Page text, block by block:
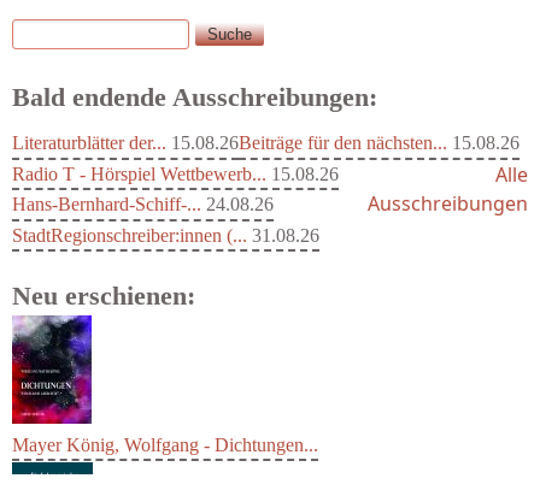
Suchformular
Suche
Bald endende Ausschreibungen:
Literaturblätter der... 15.08.26Beiträge für den nächsten... 15.08.26
Radio T - Hörspiel Wettbewerb... 15.08.26
Hans-Bernhard-Schiff-... 24.08.26
StadtRegionschreiber:innen (... 31.08.26
Alle
Ausschreibungen
Neu erschienen:
Mayer König, Wolfgang - Dichtungen...